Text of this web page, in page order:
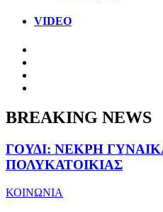
VIDEO
BREAKING NEWS
ΓΟΥΔΙ: ΝΕΚΡΗ
ΠΟΛΥΚΑΤΟΙΚΙΑΣ
ΚΟΙΝΩΝΙΑ